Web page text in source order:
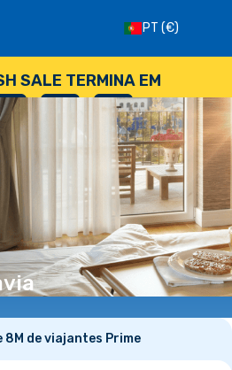
PT (€)
SALE TERMINA EM
-- : --
SEGUNDOS
8M de viajantes Prime